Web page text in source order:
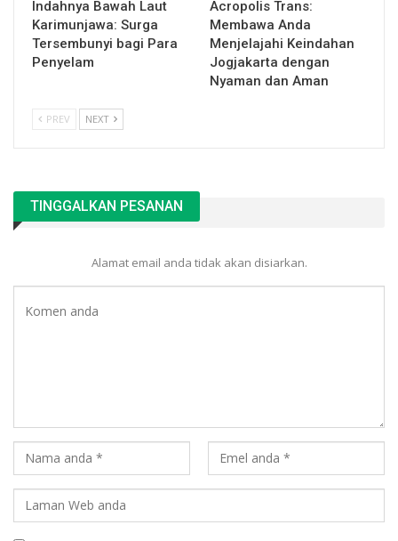
Indahnya Bawah Laut
Karimunjawa: Surga
Tersembunyi bagi Para
Penyelam
Acropolis Trans:
Membawa Anda
Menjelajahi Keindahan
Jogjakarta dengan
Nyaman dan Aman
PREV NEXT
TINGGALKAN PESANAN
Alamat email anda tidak akan disiarkan.